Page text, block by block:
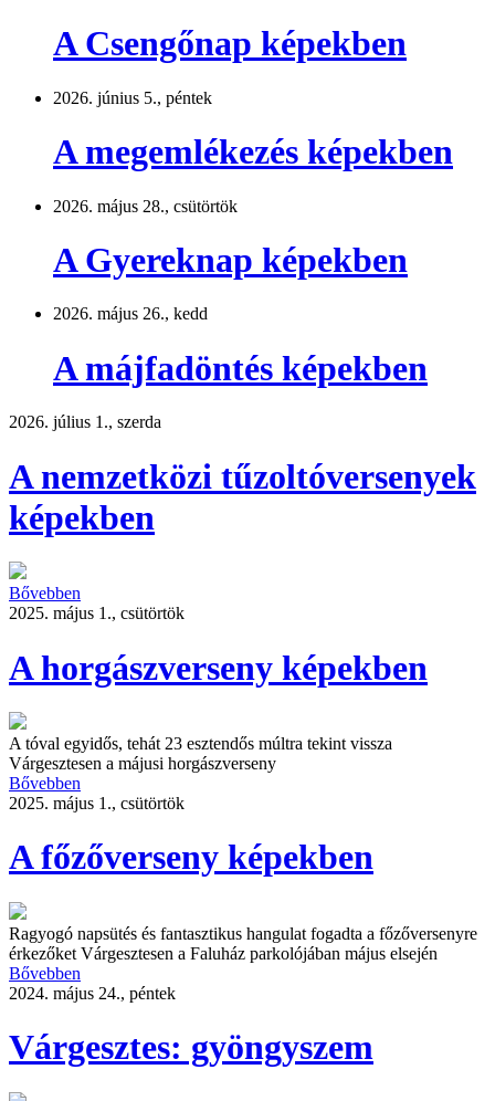
A Csengőnap képekben
2026. június 5., péntek
A megemlékezés képekben
2026. május 28., csütörtök
A Gyereknap képekben
2026. május 26., kedd
A májfadöntés képekben
2026. július 1., szerda
A nemzetközi tűzoltóversenyek
képekben
Bővebben
2025. május 1., csütörtök
A horgászverseny képekben
A tóval egyidős, tehát 23 esztendős múltra tekint vissza
Várgesztesen a májusi horgászverseny
Bővebben
2025. május 1., csütörtök
A főzőverseny képekben
Ragyogó napsütés és fantasztikus hangulat fogadta a főzőversenyre
érkezőket Várgesztesen a Faluház parkolójában május elsején
Bővebben
2024. május 24., péntek
Várgesztes: gyöngyszem